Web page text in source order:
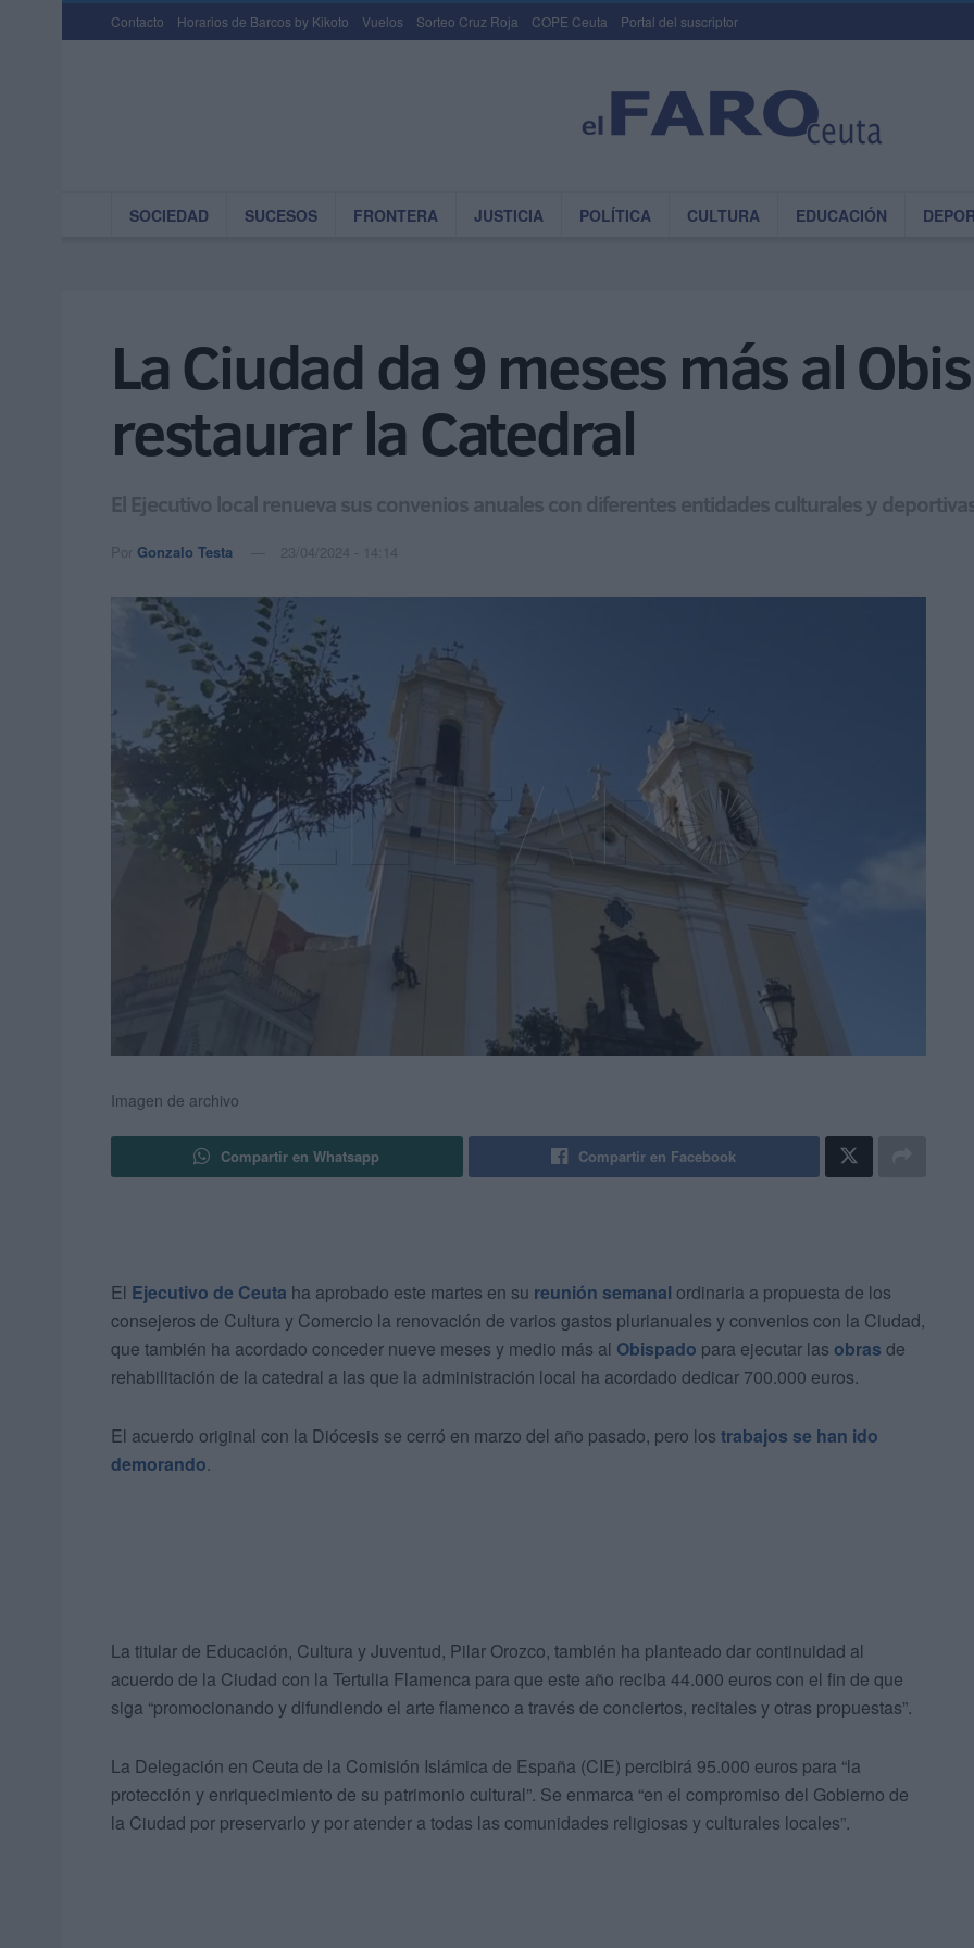
Contacto Horarios de Barcos by Kikoto Vuelos Sorteo Cruz Roja COPE Ceuta Portal del suscriptor
SOCIEDAD SUCESOS FRONTERA JUSTICIA POLÍTICA CULTURA EDUCACIÓN
La Ciudad da 9 meses más al
restaurar la Catedral
El Ejecutivo local renueva sus convenios anuales con diferentes entidades culturales y
Por Gonzalo Testa 23/04/2024 - 14:14
Imagen de archivo
Compartir en Whatsapp Compartir en Facebook
El Ejecutivo de Ceuta ha aprobado este martes en su reunión semanal ordinaria a propuesta de los
consejeros de Cultura y Comercio la renovación de varios gastos plurianuales y convenios con la Ciudad,
que también ha acordado conceder nueve meses y medio más al Obispado para ejecutar las obras de
rehabilitación de la catedral a las que la administración local ha acordado dedicar 700.000 euros.
El acuerdo original con la Diócesis se cerró en marzo del año pasado, pero los trabajos se han ido
demorando.
La titular de Educación, Cultura y Juventud, Pilar Orozco, también ha planteado dar continuidad al
acuerdo de la Ciudad con la Tertulia Flamenca para que este año reciba 44.000 euros con el fin de que
siga “promocionando y difundiendo el arte flamenco a través de conciertos, recitales y otras propuestas”.
La Delegación en Ceuta de la Comisión Islámica de España (CIE) percibirá 95.000 euros para “la
protección y enriquecimiento de su patrimonio cultural”. Se enmarca “en el compromiso del Gobierno de
la Ciudad por preservarlo y por atender a todas las comunidades religiosas y culturales locales”.